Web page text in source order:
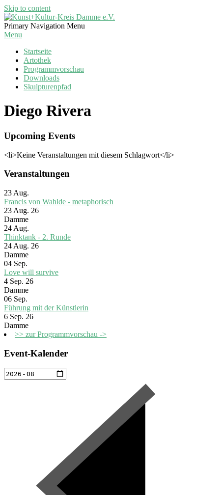
Skip to content
Kunst+Kultur-
Kreis
Primary Navigation Menu
Menu
Startseite
Artothek
Programmvorschau
Downloads
Skulpturenpfad
Diego Rivera
Upcoming Events
<li>Keine Veranstaltungen mit diesem Schlagwort</li>
Veranstaltungen
23 Aug.
Francis von Wahlde - metaphorisch
23 Aug. 26
Damme
24 Aug.
Thinktank - 2. Runde
24 Aug. 26
Damme
04 Sep.
Love will survive
4 Sep. 26
Damme
06 Sep.
Führung mit der Künstlerin
6 Sep. 26
Damme
>> zur Programmvorschau ->
Event-Kalender